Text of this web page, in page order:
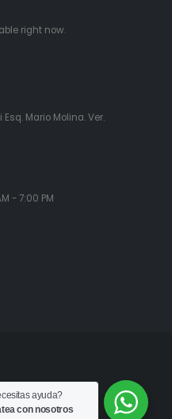
right now.
Mario Molina. Ver.
- 7:00 PM
por:
ayuda?
con nosotros